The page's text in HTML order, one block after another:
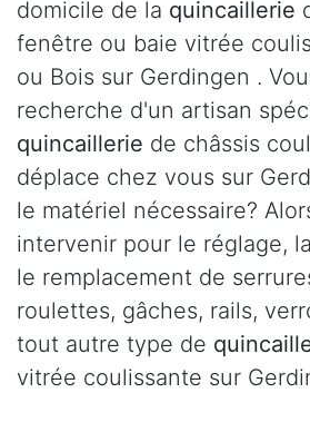
domicile de la quincaillerie
fenêtre ou baie vitrée
ou Bois sur Gerdingen .
recherche d'un artisan
quincaillerie de châssis
déplace chez vous sur
le matériel nécessaire?
intervenir pour le réglage,
le remplacement de
roulettes, gâches, rails,
tout autre type de
vitrée coulissante sur